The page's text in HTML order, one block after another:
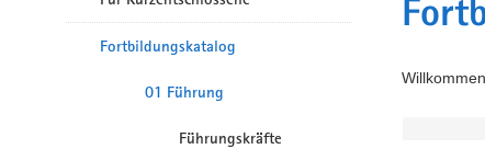
Fortbildungskatalog
01 Führung
Führungskräfte